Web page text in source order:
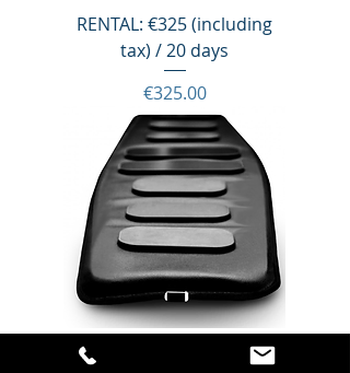
RENTAL: €325 (including
tax) / 20 days
Price
€325.00
RENTAL: €240 (including